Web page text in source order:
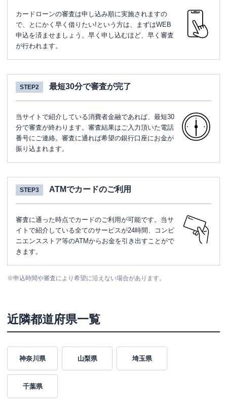
ATM 〇
駐車場
名称
営業時間
土曜：-
日祝：-
ATM営業時間
日祝：8：00～21：00
ATM
駐車場 ✕
住所 東京都世田谷区成城5-1-25
名称 みずほ銀行 世田谷支店
平日：
はご利用いただけません。
8：00～21：00
ATM 〇
駐車場
カードローンの審査は申し込み順に実施されますの
で、とにかく早く借りたい!という方は、まずはWEB
申込を済ませましょう。早く申し込むほど、早く審査
が行われます。
STEP2 最短30分で審査が完了
当サイトで紹介している消費者金融であれば、最短30
分で審査が終わります。審査結果はご入力頂いた電話
番号にご連絡。審査に通れば希望の銀行口座にお金が
振り込まれます。
STEP3 ATMでカードのご利用
審査に通った時点でカードのご利用が可能です。当サ
イトで紹介している全てのサービスが24時間、コンビ
ニエンスストア等のATMからお金を引き出すことがで
きます。
※申込時間や審査により希望に沿えない場合があります。
近隣都道府県一覧
神奈川県 山梨県 埼玉県
千葉県